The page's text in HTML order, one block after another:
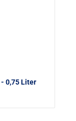
- 0,75 Liter